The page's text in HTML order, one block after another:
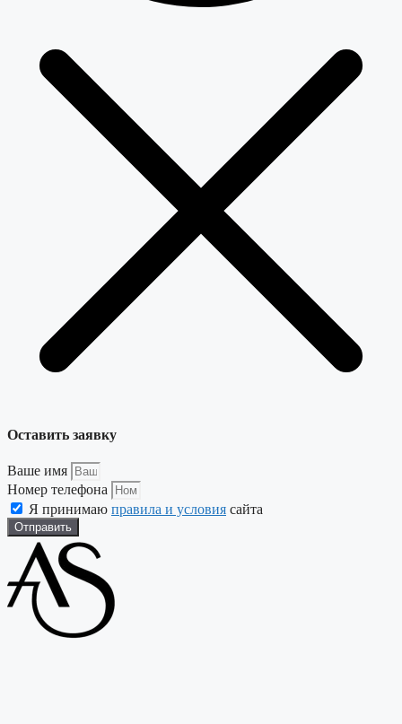
Оставить заявку
Ваше имя
Номер телефона
Я принимаю правила и условия сайта
Отправить